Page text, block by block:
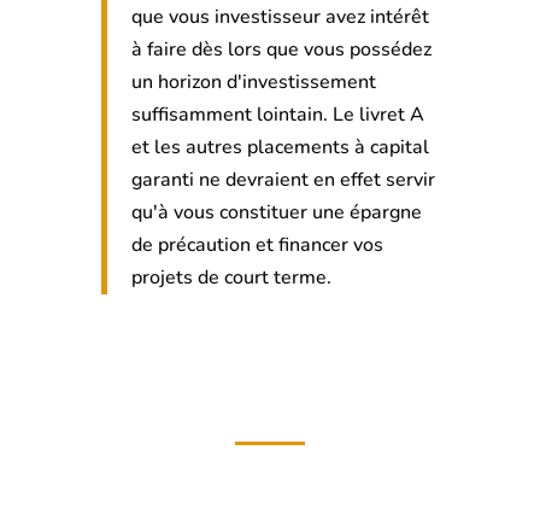
que vous investisseur avez intérêt
à faire dès lors que vous possédez
un horizon d'investissement
suffisamment lointain. Le livret A
et les autres placements à capital
garanti ne devraient en effet servir
qu'à vous constituer une épargne
de précaution et financer vos
projets de court terme.